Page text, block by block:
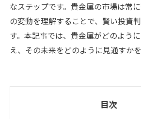
なステップです。貴金属の市場は常
の変動を理解することで、賢い投資
す。本記事では、貴金属がどのよう
え、その未来をどのように見通すか
目次